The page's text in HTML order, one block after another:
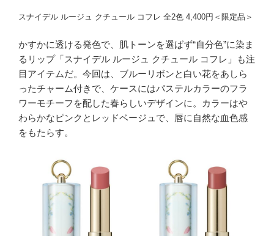
スナイデル ルージュ クチュール コフレ 全2色 4,400円＜限定品＞
かすかに透ける発色で、肌トーンを選ばず“自分色”に染ま
るリップ「スナイデル ルージュ クチュール コフレ」も注
目アイテムだ。今回は、ブルーリボンと白い花をあしら
ったチャーム付きで、ケースにはパステルカラーのフラ
ワーモチーフを配した春らしいデザインに。カラーはや
わらかなピンクとレッドベージュで、唇に自然な血色感
をもたらす。